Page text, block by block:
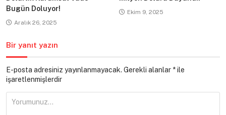
Bugün Doluyor!
Aralık 26, 2025
Ekim 9, 2025
Bir yanıt yazın
E-posta adresiniz yayınlanmayacak. Gerekli alanlar *ile
işaretlenmişlerdir